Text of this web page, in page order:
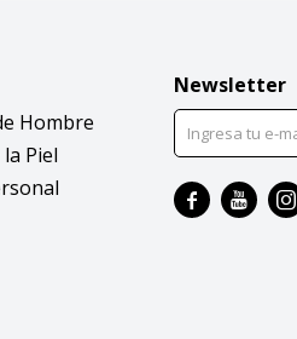
Hombre
Piel
Newsletter
  